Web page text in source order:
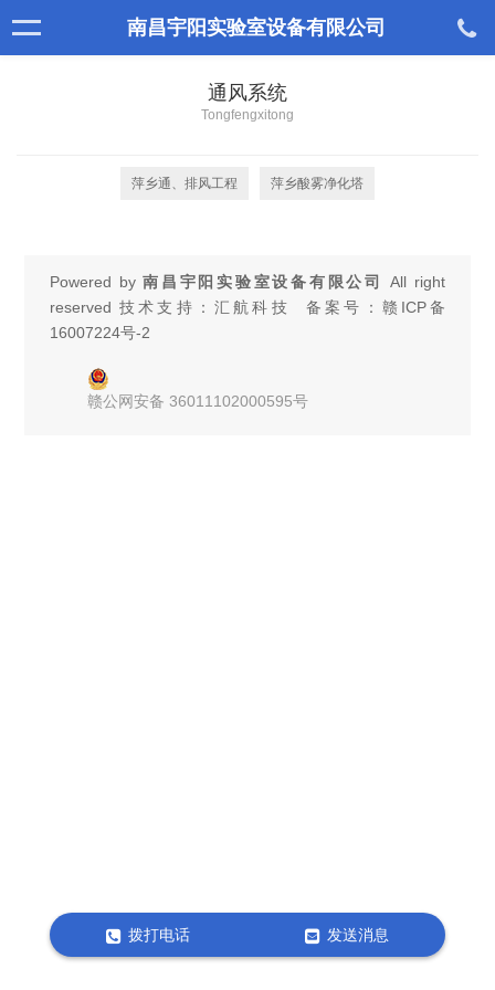
南昌宇阳实验室设备有限公司
通风系统
Tongfengxitong
萍乡通、排风工程 萍乡酸雾净化塔
Powered by南昌宇阳实验室设备有限公司
All right
reserved 技术支持：汇航科技 备案号： 赣ICP备
16007224号-2
赣公网安备 36011102000595号
拨打电话 发送消息